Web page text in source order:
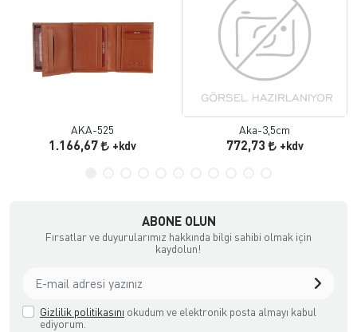
AKA-525
1.166,67 +kdv
Aka-3,5cm
772,73 +kdv
ABONE OLUN
Fırsatlar ve duyurularımız hakkında bilgi sahibi olmak için
kaydolun!
Gizlilik politikasını okudum ve elektronik posta almayı kabul
ediyorum.